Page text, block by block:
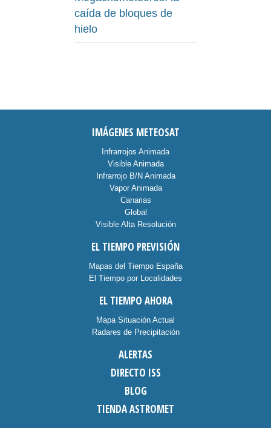
caída de bloques de
hielo
IMÁGENES METEOSAT
Infrarrojos Animada
Visible Animada
Infrarrojo B/N Animada
Vapor Animada
Canarias
Global
Visible Alta Resolución
EL TIEMPO PREVISIÓN
Mapas del Tiempo España
El Tiempo por Localidades
EL TIEMPO AHORA
Mapa Situación Actual
Radares de Precipitación
ALERTAS
DIRECTO ISS
BLOG
TIENDA ASTROMET